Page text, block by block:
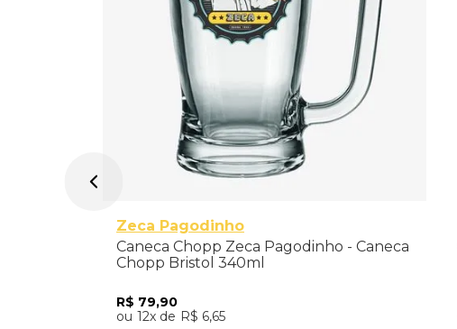
340ml
Zeca Pagodinho
Caneca Chopp Zeca Pagodinho - Caneca
Chopp Bristol 340ml
R$ 79,90
12
R$ 6,65